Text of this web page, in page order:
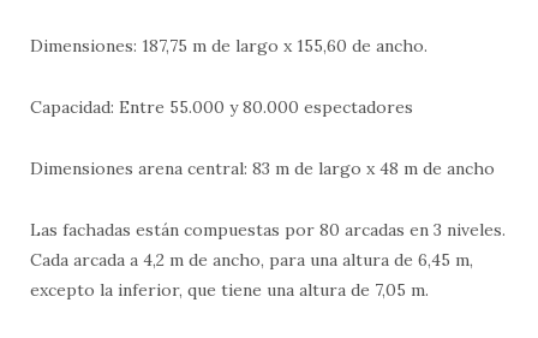
Dimensiones: 187,75 m de largo x 155,60 de ancho.
Capacidad: Entre 55.000 y 80.000 espectadores
Dimensiones arena central: 83 m de largo x 48 m de ancho
Las fachadas están compuestas por 80 arcadas en 3 niveles.
Cada arcada a 4,2 m de ancho, para una altura de 6,45 m,
excepto la inferior, que tiene una altura de 7,05 m.